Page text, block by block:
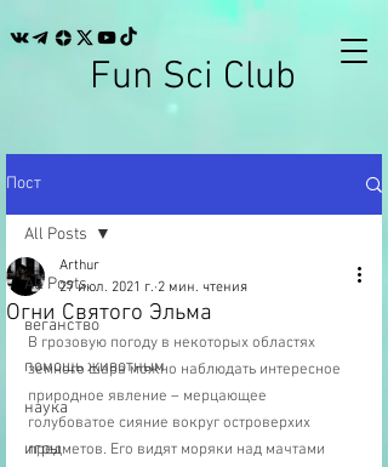
Fun Sci Club
Пост
All Posts
веганство
помощь животным
наука
игры
All Posts
Огни Святого Эльма
Arthur
27 июл. 2021 г. 2 мин. чтения
В грозовую погоду в некоторых областях
земного шара можно наблюдать интересное
природное явление – мерцающее
голубоватое сияние вокруг островерхих
предметов. Его видят моряки над мачтами